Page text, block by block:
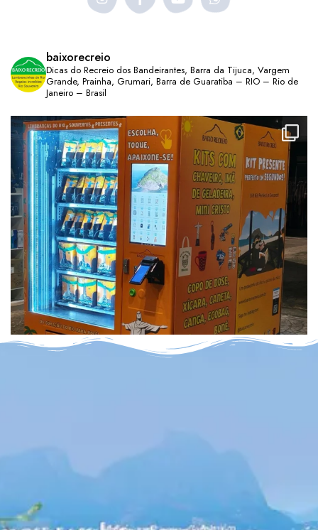
baixorecreio
Dicas do Recreio dos Bandeirantes, Barra da Tijuca, Vargem
Grande, Prainha, Grumari, Barra de Guaratiba – RIO – Rio de
Janeiro – Brasil